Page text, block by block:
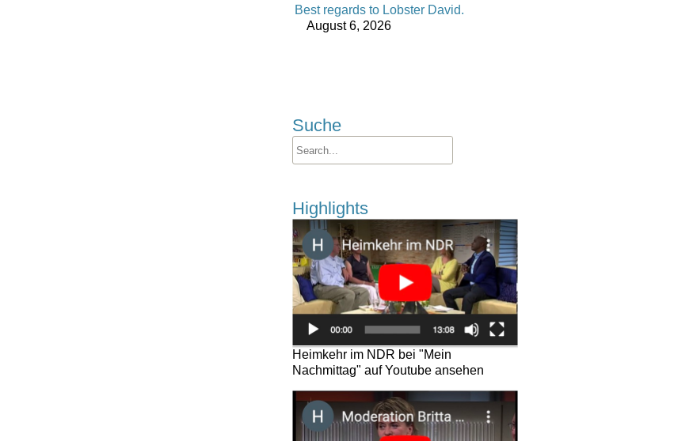
Best regards to Lobster David.
August 6, 2026
Suche
Highlights
Heimkehr im NDR bei "Mein
Nachmittag" auf Youtube ansehen